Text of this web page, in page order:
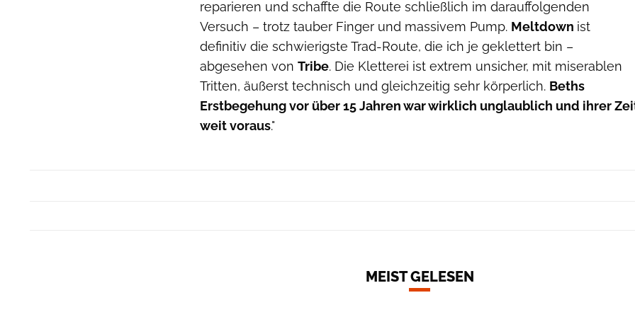
reparieren und schaffte die Route schließlich im darauffolgenden
Versuch – trotz tauber Finger und massivem Pump. Meltdown ist
definitiv die schwierigste Trad-Route, die ich je geklettert bin –
abgesehen von Tribe. Die Kletterei ist extrem unsicher, mit miserablen
Tritten, äußerst technisch und gleichzeitig sehr körperlich. Beths
Erstbegehung vor über 15 Jahren war wirklich unglaublich und ihrer
weit voraus."
MEIST GELESEN